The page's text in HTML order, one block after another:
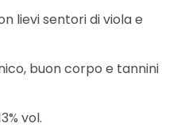
lievi sentori di viola e
buon corpo e tannini
vol.